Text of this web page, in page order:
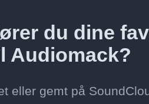
du dine
Audiomack?
eller gemt på